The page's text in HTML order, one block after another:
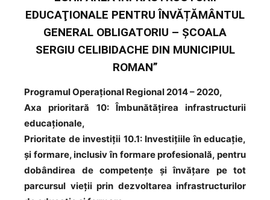
EDUCAŢIONALE PENTRU ÎNVĂȚĂMÂNTUL
GENERAL OBLIGATORIU – ŞCOALA
SERGIU CELIBIDACHE DIN MUNICIPIUL
ROMAN”
Programul Operaţional Regional 2014 – 2020,
Axa prioritară 10: Îmbunătățirea infrastructurii
educaționale,
Prioritate de investiții 10.1: Investițiile în educație,
și formare, inclusiv în formare profesională, pentru
dobândirea de competențe și învățare pe tot
parcursul vieții prin dezvoltarea infrastructurilor